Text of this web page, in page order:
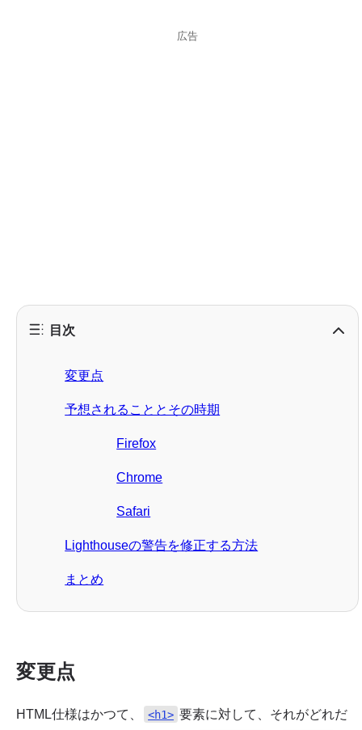
広告
目次
変更点
予想されることとその時期
Firefox
Chrome
Safari
Lighthouseの警告を修正する方法
まとめ
変更点
HTML仕様はかつて、 <h1> 要素に対して、それがどれだ